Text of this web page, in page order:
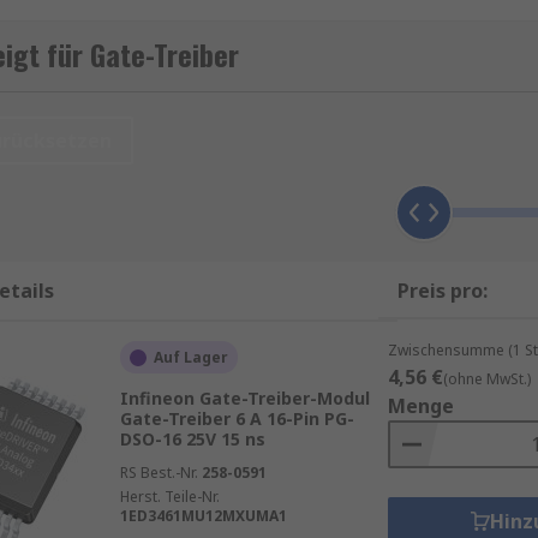
die ausgewählte Anwendung zu berücksichtigen. Die
z. B. MSOP, PDIP, QFN oder SOIC. Gate-Ansteuerungen
hohe und niedrige Ausgangsspannung zum Ein- und
Geräte, die als Schaltgerät in einem
in Wandler- und Inverteranwendungen.
unidirektionale Hochleistungs-Gleichstrommotoren,
mit externen N-Kanal-Leistungs-MOSFETs. Für
für Gate-Treiber
Preis pro:
Auf Lager
Infineon Gate-Treiber-Modul
Gate-Treiber 6 A 16-Pin PG-
DSO-16 25V 15 ns
RS Best.-Nr. 258-0591
Herst. Teile-Nr.
1ED3461MU12MXUMA1
Zwischensumme (1
4,56 €(ohne MwSt.)
Menge